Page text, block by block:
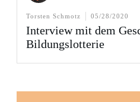
Torsten Schmotz 05/28/2020
Interview mit dem
Bildungslotterie